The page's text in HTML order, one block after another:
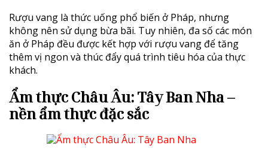
Rượu vang là thức uống phổ biến ở Pháp, nhưng
không nên sử dụng bừa bãi. Tuy nhiên, đa số các món
ăn ở Pháp đều được kết hợp với rượu vang để tăng
thêm vị ngon và thúc đẩy quá trình tiêu hóa của thực
khách.
Ẩm thực Châu Âu: Tây Ban Nha –
nền ẩm thực đặc sắc